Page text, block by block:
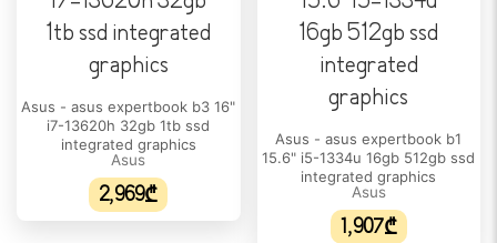
გარჩევადობა:
2.5K WQXGA (2560 x 1600)
240 Hz
სიკაშკაშე:
500 nits
ეკრანის ფორმატი:
Asus - asus expertbook b3 16"
i7-13620h 32gb 1tb ssd
integrated graphics
Asus
2,969₾
Asus - asus expertbook b1
15.6" i5-1334u 16gb 512gb ssd
integrated graphics
Asus
1,907₾